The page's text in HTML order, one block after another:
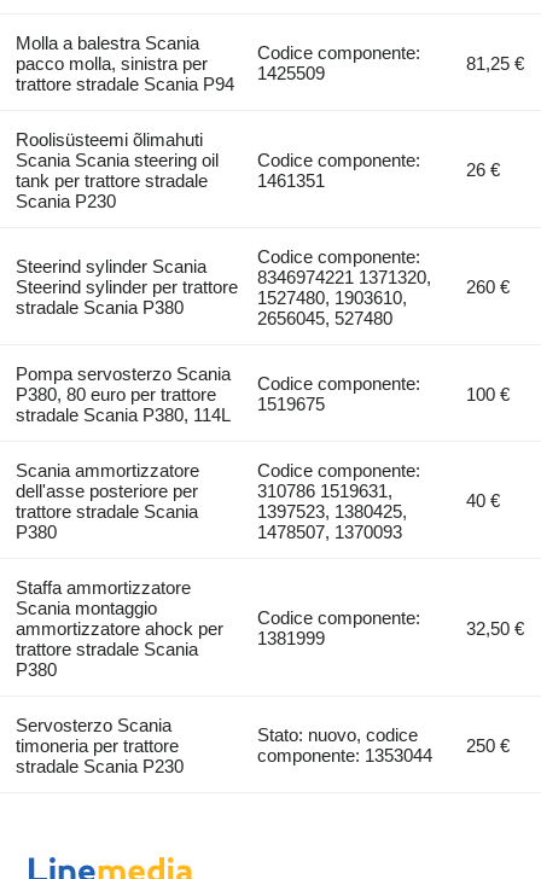
Molla a balestra Scania
pacco molla, sinistra per
trattore stradale Scania P94
Codice componente:
1425509
81,25 €
Roolisüsteemi õlimahuti
Scania Scania steering oil
tank per trattore stradale
Scania P230
Codice componente:
1461351
26 €
Steerind sylinder Scania
Steerind sylinder per trattore
stradale Scania P380
Codice componente:
8346974221 1371320,
1527480, 1903610,
2656045, 527480
260 €
Pompa servosterzo Scania
P380, 80 euro per trattore
stradale Scania P380, 114L
Codice componente:
1519675
100 €
Scania ammortizzatore
dell'asse posteriore per
trattore stradale Scania
P380
Codice componente:
310786 1519631,
1397523, 1380425,
1478507, 1370093
40 €
Staffa ammortizzatore
Scania montaggio
ammortizzatore ahock per
trattore stradale Scania
P380
Codice componente:
1381999
32,50 €
Servosterzo Scania
timoneria per trattore
stradale Scania P230
Stato: nuovo, codice
componente: 1353044
250 €